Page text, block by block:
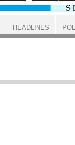
HEADLINES